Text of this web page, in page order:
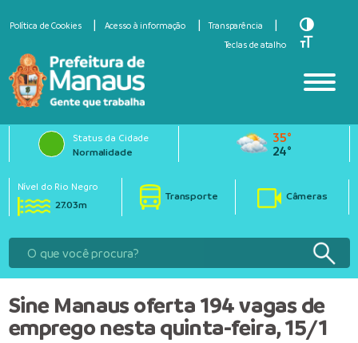
Política de Cookies Acesso à informação
Transparência
Teclas de atalho
Toggle
Toggle
Status da Cidade
Normalidade
35°
24°
Nível do Rio Negro
27.03m
Transporte Câmeras
Sine Manaus oferta 194 vagas de
emprego nesta quinta-feira, 15/1